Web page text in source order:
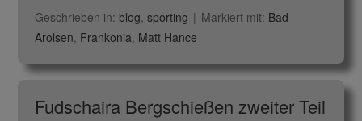
Geschrieben in: blog, sporting Markiert mit: Bad
Arolsen, Frankonia, Matt Hance
Fudschaira Bergschießen zweiter Teil